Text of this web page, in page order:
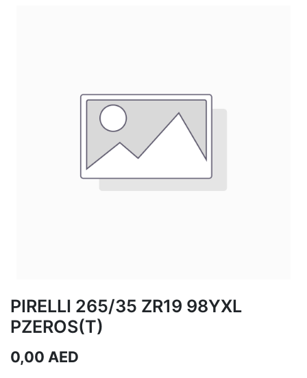
PIRELLI 265/35 ZR19 98YXL
PZEROS(T)
0,00 AED